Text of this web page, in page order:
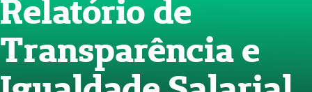
Relatório de
Transparência e